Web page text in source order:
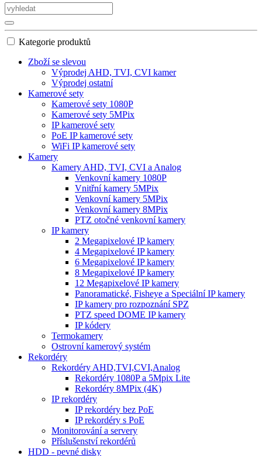
Kategorie produktů
Zboží se slevou
Výprodej AHD, TVI, CVI kamer
Výprodej ostatní
Kamerové sety
Kamerové sety 1080P
Kamerové sety 5MPix
IP kamerové sety
PoE IP kamerové sety
WiFi IP kamerové sety
Kamery
Kamery AHD, TVI, CVI a Analog
Venkovní kamery 1080P
Vnitřní kamery 5MPix
Venkovní kamery 5MPix
Venkovní kamery 8MPix
PTZ otočné venkovní kamery
IP kamery
2 Megapixelové IP kamery
4 Megapixelové IP kamery
6 Megapixelové IP kamery
8 Megapixelové IP kamery
12 Megapixelové IP kamery
Panoramatické, Fisheye a Speciální IP kamery
IP kamery pro rozpoznání SPZ
PTZ speed DOME IP kamery
IP kódery
Termokamery
Ostrovní kamerový systém
Rekordéry
Rekordéry AHD,TVI,CVI,Analog
Rekordéry 1080P a 5Mpix Lite
Rekordéry 8MPix (4K)
IP rekordéry
IP rekordéry bez PoE
IP rekordéry s PoE
Monitorování a servery
Příslušenství rekordérů
HDD - pevné disky